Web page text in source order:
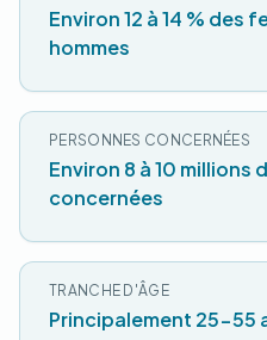
Environ 12 à 14 % des
hommes
PERSONNES CONCERNÉES
Environ 8 à 10 millions
concernées
TRANCHE D'ÂGE
Principalement 25-55